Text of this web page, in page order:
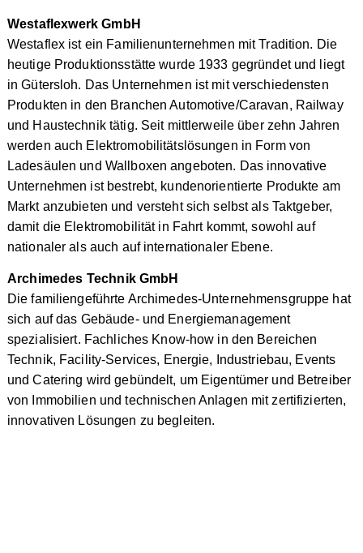
Westaflexwerk GmbH
Westaflex ist ein Familienunternehmen mit Tradition. Die
heutige Produktionsstätte wurde 1933 gegründet und liegt
in Gütersloh. Das Unternehmen ist mit verschiedensten
Produkten in den Branchen Automotive/Caravan, Railway
und Haustechnik tätig. Seit mittlerweile über zehn Jahren
werden auch Elektromobilitätslösungen in Form von
Ladesäulen und Wallboxen angeboten. Das innovative
Unternehmen ist bestrebt, kundenorientierte Produkte am
Markt anzubieten und versteht sich selbst als Taktgeber,
damit die Elektromobilität in Fahrt kommt, sowohl auf
nationaler als auch auf internationaler Ebene.
Archimedes Technik GmbH
Die familiengeführte Archimedes-Unternehmensgruppe hat
sich auf das Gebäude- und Energiemanagement
spezialisiert. Fachliches Know-how in den Bereichen
Technik, Facility-Services, Energie, Industriebau, Events
und Catering wird gebündelt, um Eigentümer und Betreiber
von Immobilien und technischen Anlagen mit zertifizierten,
innovativen Lösungen zu begleiten.